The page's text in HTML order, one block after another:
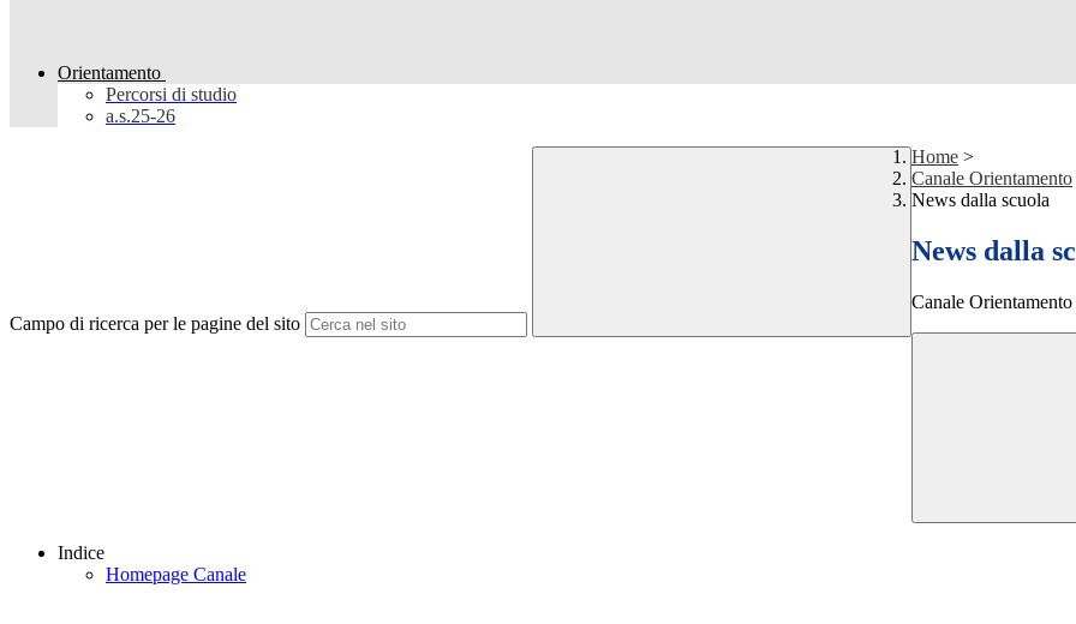
Orientamento
Percorsi di studio
a.s.25-26
Campo di ricerca per le pagine del sito
Home >
Canale Orientamento
News dalla scuola
News dalla
Canale Orientamento
Indice
Homepage Canale